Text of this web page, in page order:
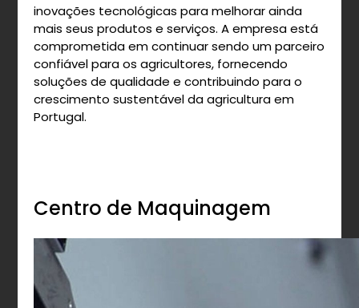
inovações tecnológicas para melhorar ainda
mais seus produtos e serviços. A empresa está
comprometida em continuar sendo um parceiro
confiável para os agricultores, fornecendo
soluções de qualidade e contribuindo para o
crescimento sustentável da agricultura em
Portugal.
Centro de Maquinagem